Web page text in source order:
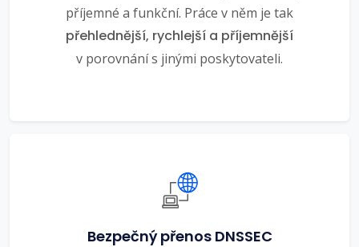
příjemné a funkční. Práce v něm je tak
přehlednější, rychlejší a příjemnější
v porovnání s jinými poskytovateli.
Bezpečný přenos DNSSEC